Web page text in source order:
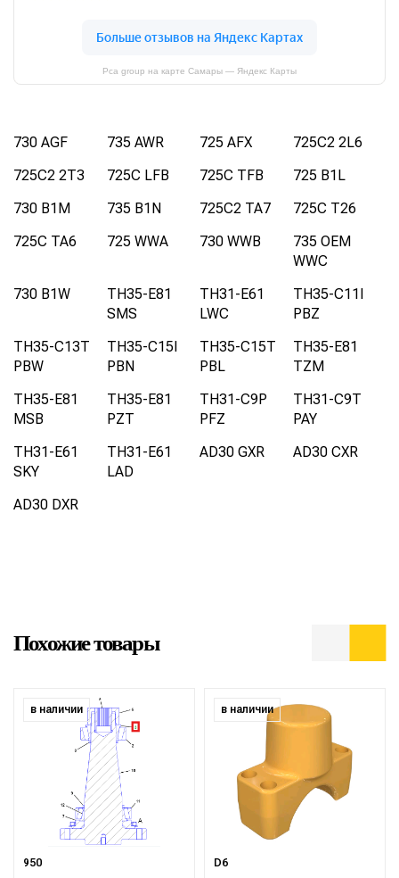
Pca group на карте Самары — Яндекс Карты
730 AGF 735 AWR 725 AFX
725C2 2L6
725C2 2T3
725C LFB 725C TFB
725 B1L
730 B1M
735 B1N 725C2 TA7
725C T26
725C TA6
725 WWA 730 WWB
735 OEM
WWC
730 B1W
TH35-E81
SMS
TH31-E61
LWC
TH35-C11I
PBZ
TH35-C13T
PBW
TH35-C15I
PBN
TH35-C15T
PBL
TH35-E81
TZM
TH35-E81
MSB
TH35-E81
PZT
TH31-C9P
PFZ
TH31-C9T
PAY
TH31-E61
SKY
TH31-E61
LAD
AD30 GXR AD30 CXR
AD30 DXR
Похожие товары
в наличии
950
в наличии
D6